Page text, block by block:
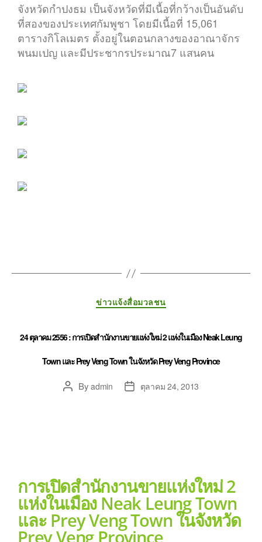
จังหวัดกำปงธม เป็นจังหวัดที่มีเนื้อที่กว้างเป็นอันดับ
ที่สองของประเทศกัมพูชา โดยมีเนื้อที่ 15,061
ตารางกิโลเมตร ตั้งอยู่ในตอนกลางของอาณาจักร
พนมเปญ และมีประชากรประมาณ7 แสนคน
ข่าวแจ้งสื่อมวลชน
24 ตุลาคม 2556 : การเปิดสำนักงานขายแห่งใหม่ 2 แห่งในเมือง Neak Leung
Town และ Prey Veng Town ในจังหวัด Prey Veng Province
Byadmin ตุลาคม 24, 2013
การเปิดสำนักงานขายแห่งใหม่ 2
แห่งในเมือง Neak Leung Town
และ Prey Veng Town ในจังหวัด
Prey Veng Province